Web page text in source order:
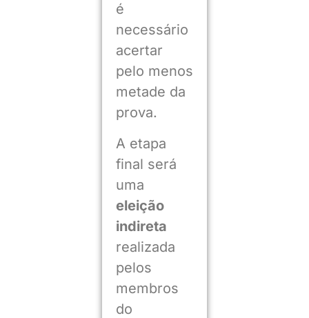
é
necessário
acertar
pelo menos
metade da
prova.
A etapa
final será
uma
eleição
indireta
realizada
pelos
membros
do